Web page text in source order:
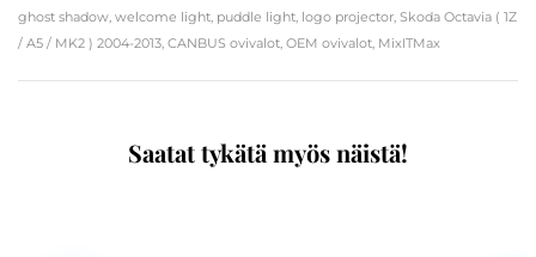
ghost shadow, welcome light, puddle light, logo projector, Skoda Octavia ( 1Z
/ A5 / MK2 ) 2004-2013, CANBUS ovivalot, OEM ovivalot, MixITMax
Saatat tykätä myös näistä!